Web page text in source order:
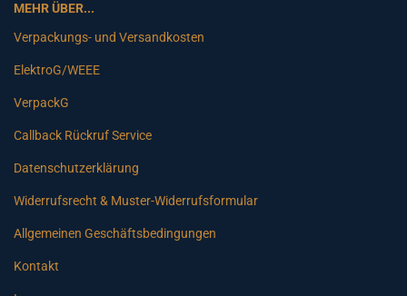
MEHR ÜBER...
Verpackungs- und Versandkosten
ElektroG/WEEE
VerpackG
Callback Rückruf Service
Datenschutzerklärung
Widerrufsrecht & Muster-Widerrufsformular
Allgemeinen Geschäftsbedingungen
Kontakt